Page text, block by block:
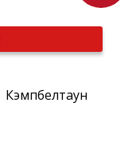
Кэмпбелтаун